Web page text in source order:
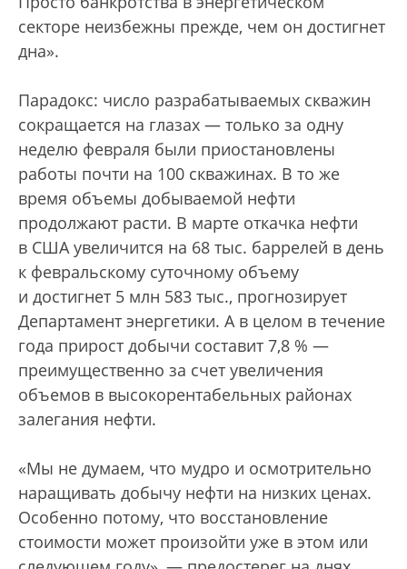
секторе неизбежны прежде, чем он достигнет
дна».
Парадокс: число разрабатываемых скважин
сокращается на глазах — только за одну
неделю февраля были приостановлены
работы почти на 100 скважинах. В то же
время объемы добываемой нефти
продолжают расти. В марте откачка нефти
в США увеличится на 68 тыс. баррелей в день
к февральскому суточному объему
и достигнет 5 млн 583 тыс., прогнозирует
Департамент энергетики. А в целом в течение
года прирост добычи составит 7,8 % —
преимущественно за счет увеличения
объемов в высокорентабельных районах
залегания нефти.
«Мы не думаем, что мудро и осмотрительно
наращивать добычу нефти на низких ценах.
Особенно потому, что восстановление
стоимости может произойти уже в этом или